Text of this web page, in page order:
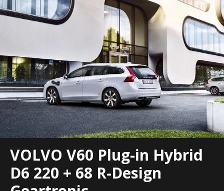
VOLVO V60 Plug-in Hybrid
D6 220 + 68 R-Design